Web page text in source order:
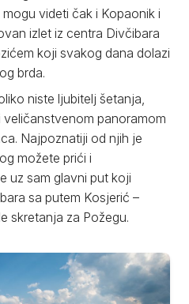
videti čak i Kopaonik i
izlet iz centra Divčibara
koji svakog dana dolazi
brda.
niste ljubitelj šetanja,
panoramom
Najpoznatiji od njih je
možete prići i
uz sam glavni put koji
sa putem Kosjerić –
skretanja za Požegu.